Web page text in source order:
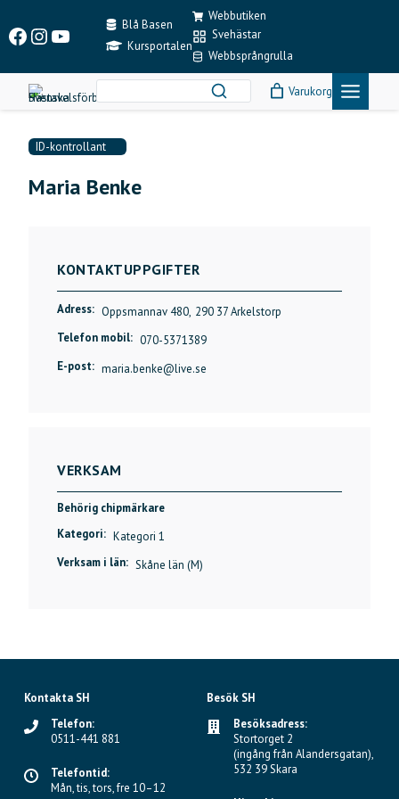
content
Facebook
Instagram
YouTubeBlå Basen
Kursportalen
Webbutiken
Svehästar
Webbsprångrulla
Varukorg
ID-kontrollant
Maria Benke
KONTAKTUPPGIFTER
Adress: Oppsmannav 480, 290 37 Arkelstorp
Telefon mobil: 070-5371389
E-post: maria.benke@live.se
VERKSAM
Behörig chipmärkare
Kategori: Kategori 1
Verksam i län: Skåne län (M)
Kontakta SH
Telefon:
0511-441 881
Telefontid:
Mån, tis, tors, fre 10–12
Besök SH
Besöksadress:
Stortorget 2
(ingång från Alandersgatan),
532 39 Skara